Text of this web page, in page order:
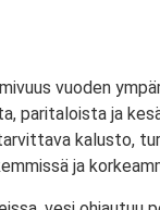
vuoden
paritaloista ja
kalusto,
ja